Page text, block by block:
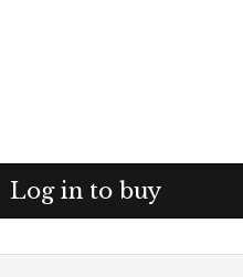
Log in to buy